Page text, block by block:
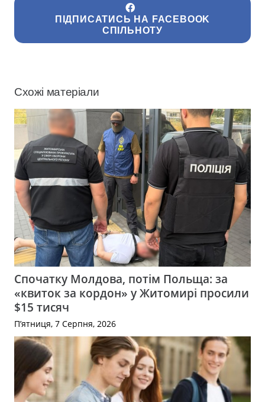
ПІДПИСАТИСЬ НА FACEBOOK
СПІЛЬНОТУ
Схожі матеріали
Спочатку Молдова, потім Польща: за
«квиток за кордон» у Житомирі просили
$15 тисяч
П’ятниця, 7 Серпня, 2026